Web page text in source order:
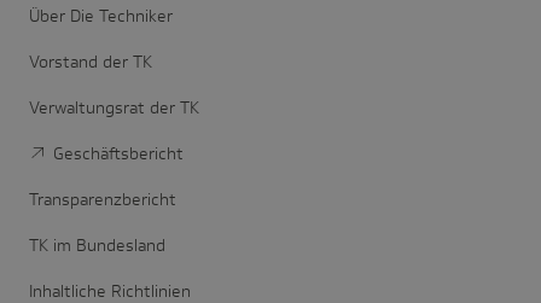
Über Die Techniker
Vorstand der TK
Verwaltungsrat der TK
Geschäftsbericht
Transparenzbericht
TK im Bundesland
Inhaltliche Richtlinien